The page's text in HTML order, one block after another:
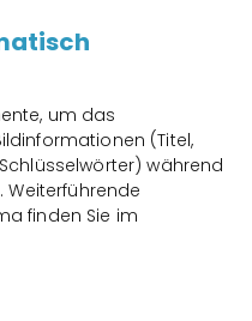
um das
(Titel,
während
Weiterführende
finden Sie im